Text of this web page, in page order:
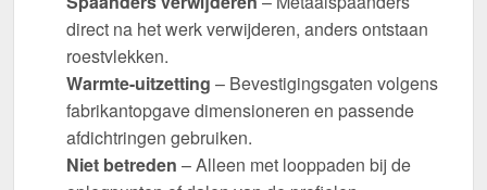
direct na het werk verwijderen, anders ontstaan
roestvlekken.
Warmte-uitzetting – Bevestigingsgaten volgens
fabrikantopgave dimensioneren en passende
afdichtringen gebruiken.
Niet betreden – Alleen met looppaden bij de